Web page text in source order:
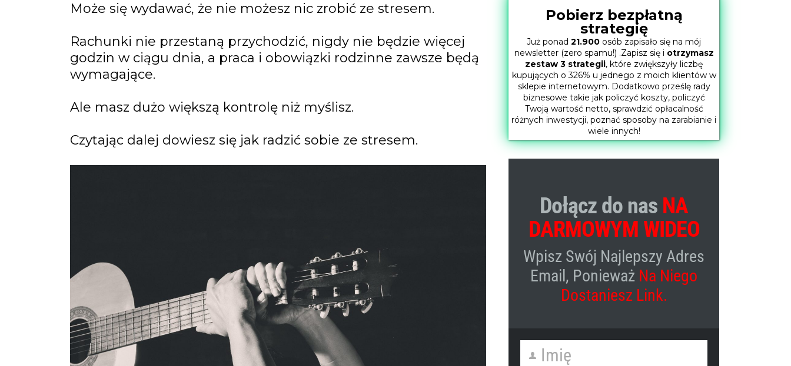
Może się wydawać, że nie możesz nic zrobić ze stresem.
Rachunki nie przestaną przychodzić, nigdy nie będzie więcej
godzin w ciągu dnia, a praca i obowiązki rodzinne zawsze będą
wymagające.
Ale masz dużo większą kontrolę niż myślisz.
Czytając dalej dowiesz się jak radzić sobie ze stresem.
Pobierz bezpłatną
strategię
Już ponad 21.900 osób zapisało się na mój
newsletter (zero spamu!) .Zapisz się i otrzymasz
zestaw 3 strategii, które zwiększyły liczbę
kupujących o 326% u jednego z moich klientów w
sklepie internetowym. Dodatkowo prześlę rady
biznesowe takie jak policzyć koszty, policzyć
Twoją wartość netto, sprawdzić opłacalność
różnych inwestycji, poznać sposoby na zarabianie i
wiele innych!
Dołącz do nas NA
DARMOWYM WIDEO
Wpisz Swój Najlepszy Adres
Email, Ponieważ Na Niego
Dostaniesz Link.
FirstImię